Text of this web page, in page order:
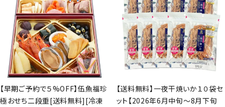
【早期ご予約で５%OFF】伍魚福珍
極おせち二段重[送料無料][冷凍
【送料無料】一夜干焼いか１０袋セ
ット【2026年6月中旬～8月下旬